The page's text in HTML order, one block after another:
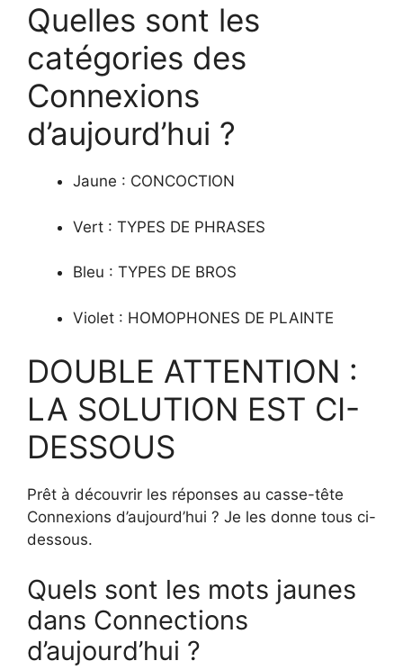
Quelles sont les
catégories des
Connexions
d’aujourd’hui ?
Jaune : CONCOCTION
Vert : TYPES DE PHRASES
Bleu : TYPES DE BROS
Violet : HOMOPHONES DE PLAINTE
DOUBLE ATTENTION :
LA SOLUTION EST CI-
DESSOUS
Prêt à découvrir les réponses au casse-tête
Connexions d’aujourd’hui ? Je les donne tous ci-
dessous.
Quels sont les mots jaunes
dans Connections
d’aujourd’hui ?